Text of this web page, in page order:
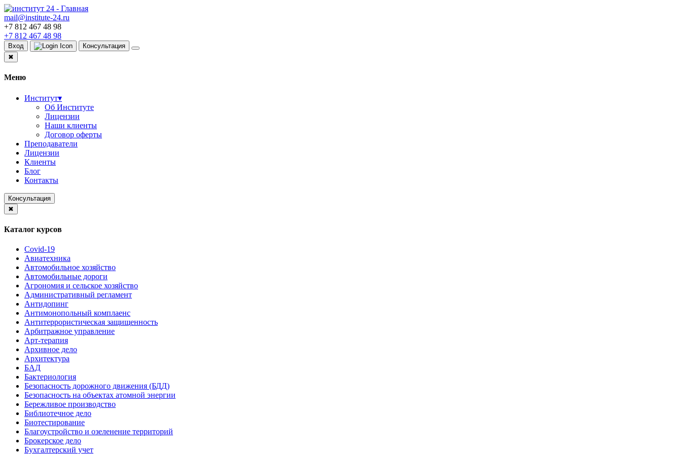
mail@institute-24.ru
+7 812 467 48 98
+7 812 467 48 98
Вход
Консультация
✖
Меню
Институт▾
Об Институте
Лицензии
Наши клиенты
Договор оферты
Преподаватели
Лицензии
Клиенты
Блог
Контакты
Консультация
✖
Каталог курсов
Covid-19
Авиатехника
Автомобильное хозяйство
Автомобильные дороги
Агрономия и сельское хозяйство
Административный регламент
Антидопинг
Антимонопольный комплаенс
Антитеррористическая защищенность
Арбитражное управление
Арт-терапия
Архивное дело
Архитектура
БАД
Бактериология
Безопасность дорожного движения (БДД)
Безопасность на объектах атомной энергии
Бережливое производство
Библиотечное дело
Биотестирование
Благоустройство и озеленение территорий
Брокерское дело
Бухгалтерский учет